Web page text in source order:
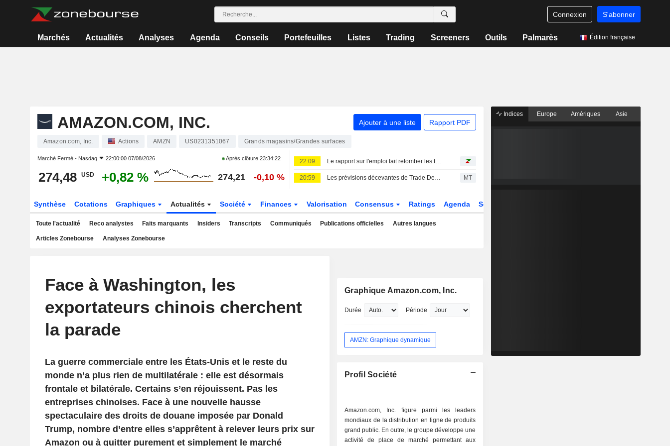
Connexion S'abonner
Marchés Actualités Analyses Agenda Conseils Portefeuilles Listes Trading Screeners Outils Palmarès Édition française
AMAZON.COM, INC. Ajouter à une liste Rapport PDF
Amazon.com, Inc. Actions AMZN US0231351067 Grands magasins/Grandes surfaces
Marché Fermé - Nasdaq 22:00:00 07/08/2026 Après clôture 23:34:22
274,48 USD +0,82 % 274,21 -0,10 %
22:09 Le rapport sur l'emploi fait retomber les taux et relance Wall Street
20:59 Les prévisions décevantes de Trade Desk signalent des problèmes macroéconomiques et structurels, selon Wedbush MT
Synthèse Cotations Graphiques Actualités Société Finances Valorisation Consensus Ratings Agenda Secteur
Toute l'actualité Reco analystes Faits marquants Insiders Transcripts Communiqués Publications officielles Autres langues
Articles Zonebourse Analyses Zonebourse
Face à Washington, les
exportateurs chinois cherchent
la parade
La guerre commerciale entre les États-Unis et le reste du
monde n’a plus rien de multilatérale : elle est désormais
frontale et bilatérale. Certains s’en réjouissent. Pas les
entreprises chinoises. Face à une nouvelle hausse
spectaculaire des droits de douane imposée par Donald
Trump, nombre d’entre elles s’apprêtent à relever leurs prix sur
Amazon ou à quitter purement et simplement le marché
Graphique Amazon.com, Inc.
Durée Période
AMZN: Graphique dynamique
Profil Société
Amazon.com, Inc. figure parmi les leaders
mondiaux de la distribution en ligne de produits
grand public. En outre, le groupe développe une
activité de place de marché permettant aux
Indices Europe Amériques Asie